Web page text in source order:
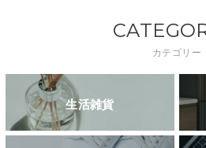
カテゴリー
生活雑貨